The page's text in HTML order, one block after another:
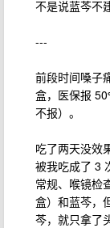
不是说蓝芩不
---
前段时间嗓子
盒，医保报
不报）。
吃了两天没效
被我吃成了 3
常规、喉镜检
盒）和蓝芩，
芩，就只拿了